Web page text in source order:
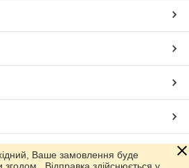
Ваше замовлення буде